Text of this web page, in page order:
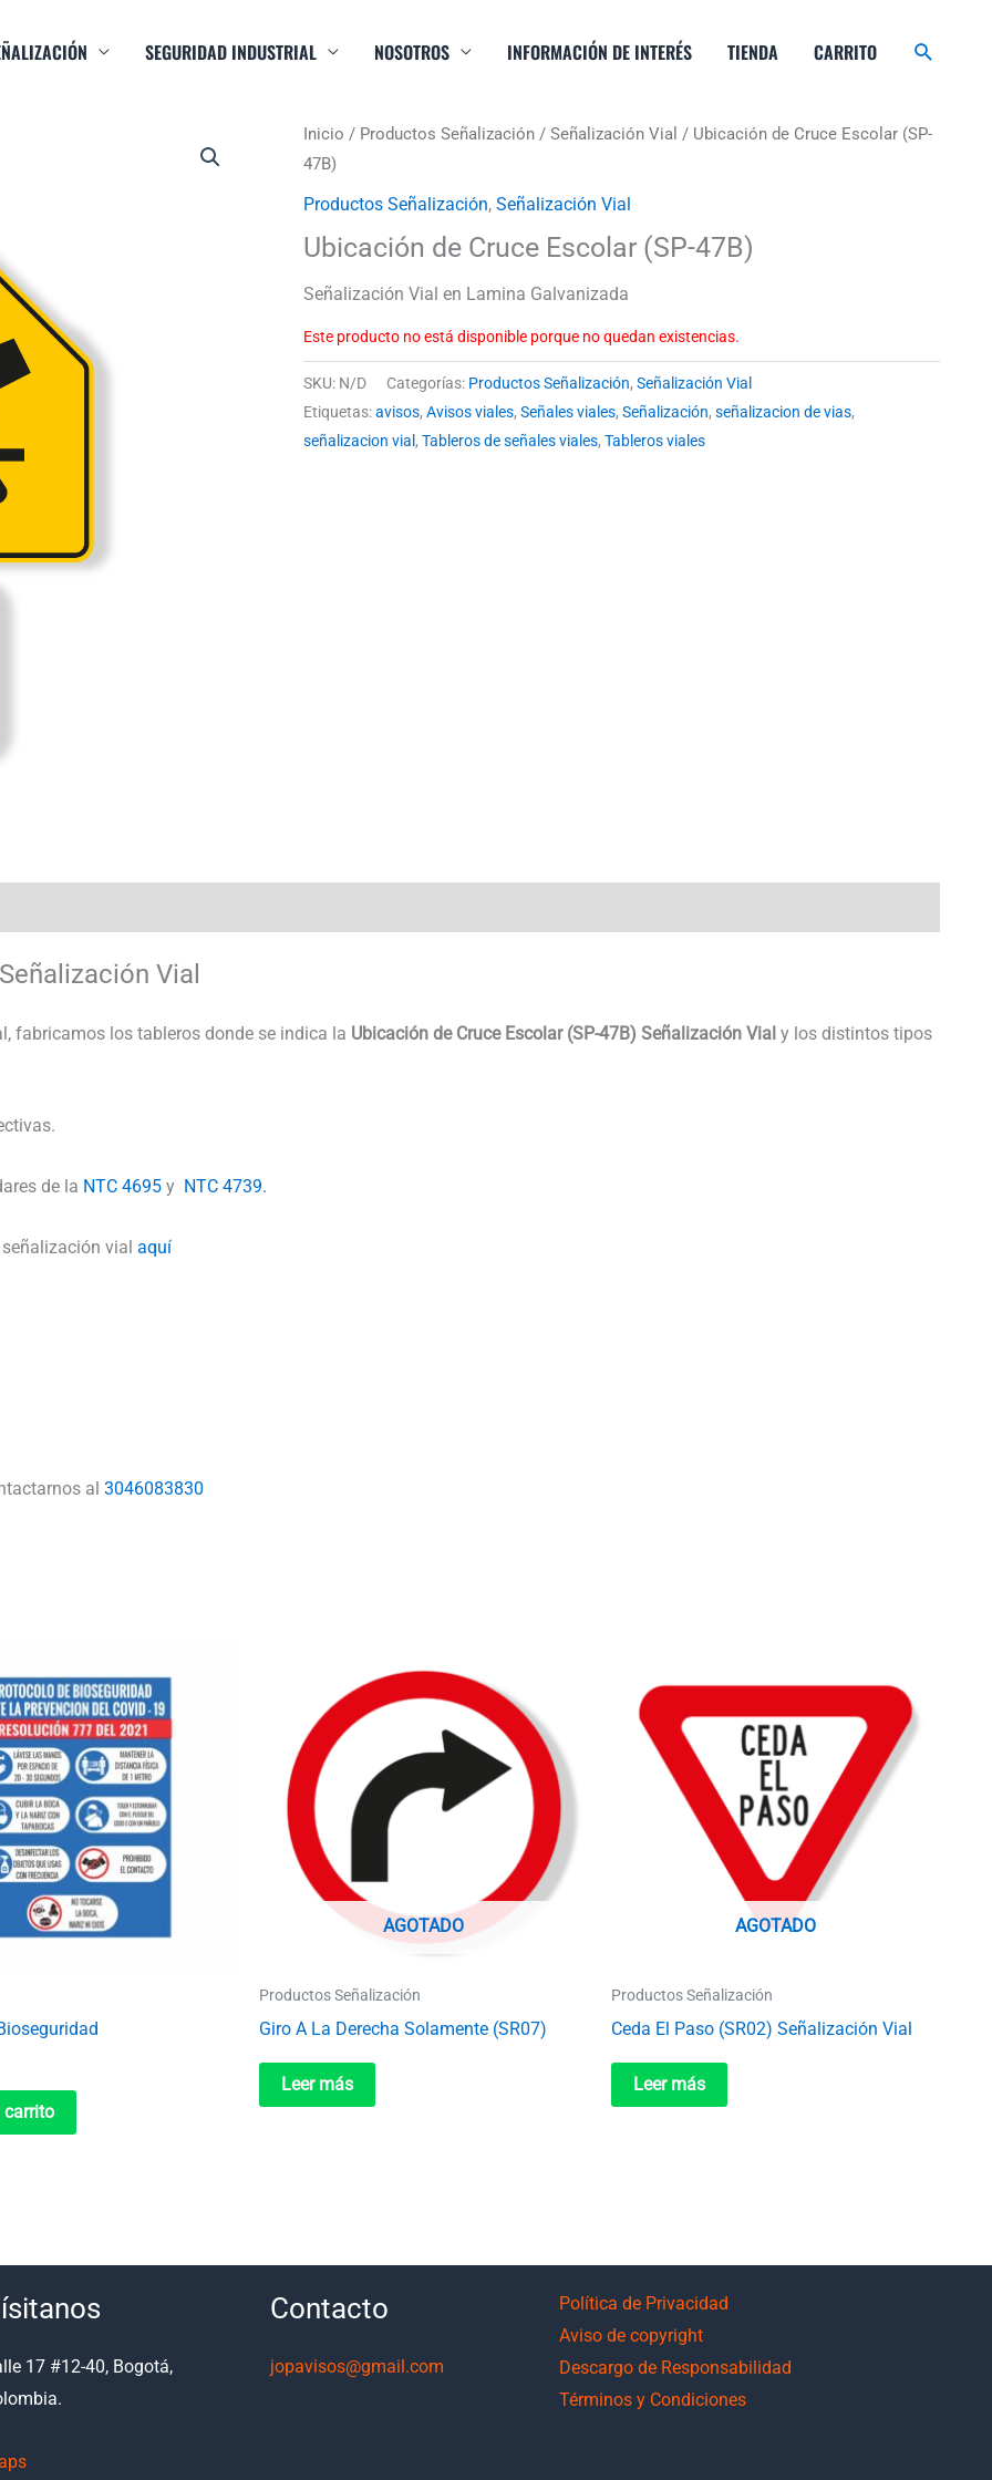
SEGURIDAD INDUSTRIAL NOSOTROS INFORMACIÓN DE INTERÉS TIENDA CARRITO Buscar
Inicio / Productos Señalización / Señalización Vial / Ubicación de Cruce Escolar (SP-
47B)
Productos Señalización, Señalización Vial
Ubicación de Cruce Escolar (SP-47B)
Señalización Vial en Lamina Galvanizada
Este producto no está disponible porque no quedan existencias.
SKU: N/D Categorías: Productos Señalización, Señalización Vial
Etiquetas:avisos, Avisos viales, Señales viales, Señalización, señalizacion de vias,
señalizacion vial , Tableros de señales viales, Tableros viales
Vial
fabricamos los tableros donde se indica la Ubicación de Cruce Escolar (SP-47B) Señalización Vial y los distintos tipos
de la NTC 4695 y NTC 4739.
vial aquí
al 3046083830
carrito
AGOTADO
Productos Señalización
Giro A La Derecha Solamente (SR07)
Leer más
AGOTADO
Productos Señalización
Ceda El Paso (SR02) Señalización Vial
Leer más
17 #12-40, Bogotá,
Contacto
jopavisos@gmail.com
Política de Privacidad
Aviso de copyright
Descargo de Responsabilidad
Términos y Condiciones